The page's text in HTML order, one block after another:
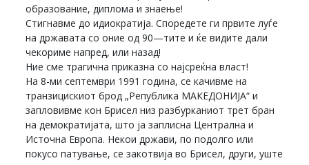
образование, диплома и знаење!
Стигнавме до идиократија. Споредете ги првите луѓе
на државата со оние од 90—тите и ќе видите дали
чекориме напред, или назад!
Ние сме трагична приказна со најсреќна власт!
На 8-ми септември 1991 година, се качивме на
транзицискиот брод „Република МАКЕДОНИЈА“ и
запловивме кон Брисел низ разбурканиот трет бран
на демократијата, што ја заплисна Централна и
Источна Европа. Некои држави, по подолго или
покусо патување, се закотвија во Брисел, други, уште